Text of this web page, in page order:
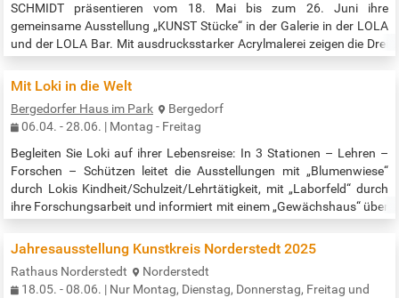
SCHMIDT präsentieren vom 18. Mai bis zum 26. Juni ihre
gemeinsame Ausstellung „KUNST Stücke“ in der Galerie in der LOLA
und der LOLA Bar. Mit ausdrucksstarker Acrylmalerei zeigen die Drei
Perspektiven auf die Welt widerspiegeln. Jede von ihnen bringt ihren
Acrylkunst zu…
Mit Loki in die Welt
Bergedorfer Haus im Park
Bergedorf
06.04. - 28.06. | Montag - Freitag
Begleiten Sie Loki auf ihrer Lebensreise: In 3 Stationen – Lehren –
Forschen – Schützen leitet die Ausstellungen mit „Blumenwiese“
durch Lokis Kindheit/Schulzeit/Lehrtätigkeit, mit „Laborfeld“ durch
ihre Forschungsarbeit und informiert mit einem „Gewächshaus“ über
Artenkenntnis und das Wissen über Pflanzen auch für Laien
verständlich und zugänglich zu machen. Ergänzt wird die
Ausstellung mit…
Jahresausstellung Kunstkreis Norderstedt 2025
Rathaus Norderstedt
Norderstedt
18.05. - 08.06. | Nur Montag, Dienstag, Donnerstag, Freitag und